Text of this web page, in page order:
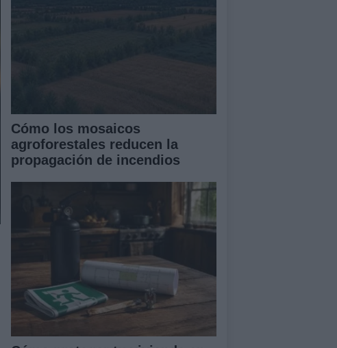
Cómo los mosaicos
agroforestales reducen la
propagación de incendios